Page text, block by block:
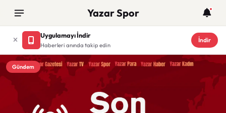
Yazar Spor
Uygulamayı İndir
Haberleri anında takip edin
İndir
Gündem